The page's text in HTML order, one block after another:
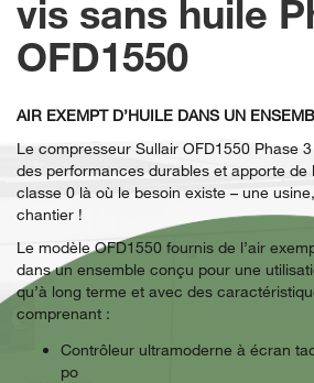
vis sans huile
OFD1550
AIR EXEMPT D’HUILE DANS UN
Le compresseur Sullair OFD1550 Phase
des performances durables et apporte de
classe 0 là où le besoin existe – une
chantier !
Le modèle OFD1550 fournis de l’air
dans un ensemble conçu pour une
qu’à long terme et avec des
comprenant :
Contrôleur ultramoderne à écran
po